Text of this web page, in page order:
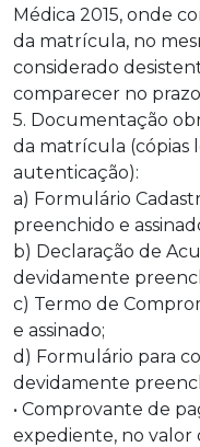
Médica 2015, onde
da matrícula, no
considerado
comparecer no
5. Documentação
da matrícula (cópias
autenticação):
a) Formulário
preenchido e
b) Declaração de
devidamente
c) Termo de
e assinado;
d) Formulário para
devidamente
• Comprovante de
expediente, no valor